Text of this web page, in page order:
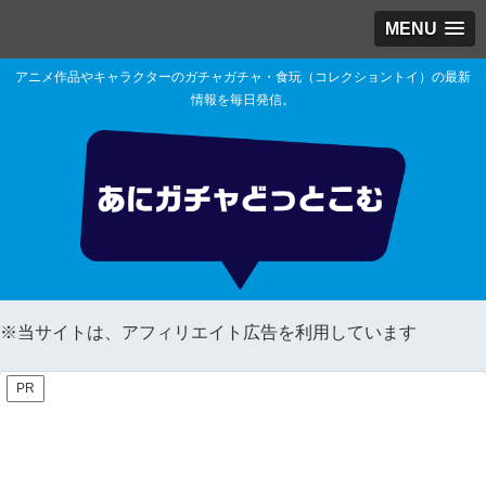
MENU
アニメ作品やキャラクターのガチャガチャ・食玩（コレクショントイ）の最新
情報を毎日発信。
※当サイトは、アフィリエイト広告を利用しています
PR